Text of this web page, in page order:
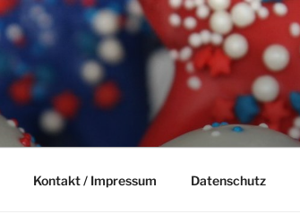
Kontakt / Impressum Datenschutz